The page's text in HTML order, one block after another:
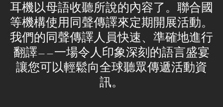
耳機以母語收聽所說的內容了。聯合國
等機構使用同聲傳譯來定期開展活動。
我們的同聲傳譯人員快速、準確地進行
翻譯——一場令人印象深刻的語言盛宴
讓您可以輕鬆向全球聽眾傳遞活動資
訊。